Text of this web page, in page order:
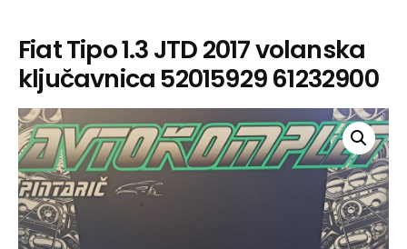
Fiat Tipo 1.3 JTD 2017 volanska
ključavnica 52015929 61232900